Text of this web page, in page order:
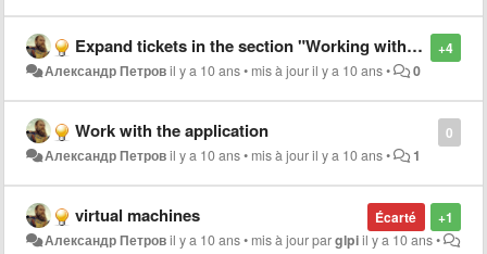
+4
Expand tickets in the section "Working with the ticket"
Александр Петровil y a 10 ans• mis à jouril y a 10 ans• 0
0
Work with the application
Александр Петровil y a 10 ans• mis à jouril y a 10 ans• 1
+1
Écarté
virtual machines
Александр Петровil y a 10 ans• mis à jour parglpiil y a 10 ans•